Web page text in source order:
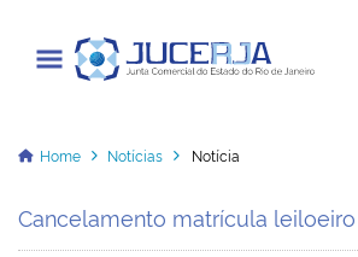
Cadastrar / Acessar
Home Notícias Notícia
Cancelamento matrícula leiloeiro